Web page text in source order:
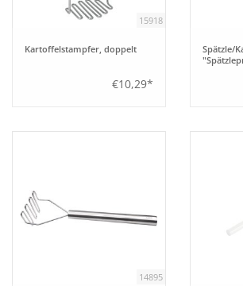
Möbel
15918
Kartoffelstampfer, doppelt
€10,29*
Spätzle/
14895